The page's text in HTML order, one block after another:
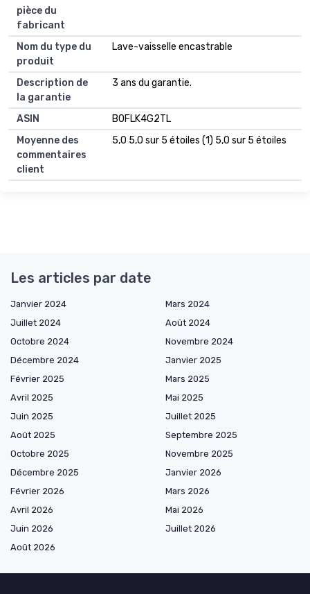
pièce du
fabricant
Nom du type du
produit
Lave-vaisselle encastrable
Description de
la garantie
3 ans du garantie.
ASIN
B0FLK4G2TL
Moyenne des
commentaires
client
5,0 5,0 sur 5 étoiles (1) 5,0 sur 5 étoiles
Les articles par date
Janvier 2024
Mars 2024
Juillet 2024
Août 2024
Octobre 2024
Novembre 2024
Décembre 2024
Janvier 2025
Février 2025
Mars 2025
Avril 2025
Mai 2025
Juin 2025
Juillet 2025
Août 2025
Septembre 2025
Octobre 2025
Novembre 2025
Décembre 2025
Janvier 2026
Février 2026
Mars 2026
Avril 2026
Mai 2026
Juin 2026
Juillet 2026
Août 2026